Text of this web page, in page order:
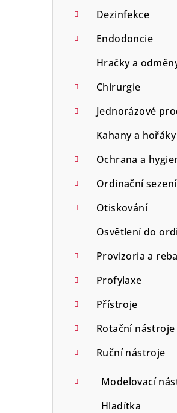
Dezinfekce
Endodoncie
Hračky a
Chirurgie
Jednorázové
Kahany a hořáky
Ochrana a
Ordinační sezení
Otiskování
Osvětlení do
Provizoria a
Profylaxe
Přístroje
Rotační nástroje
Ruční nástroje
Modelovací
Hladítka